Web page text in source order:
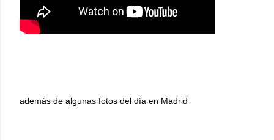
además de algunas fotos del día en Madrid